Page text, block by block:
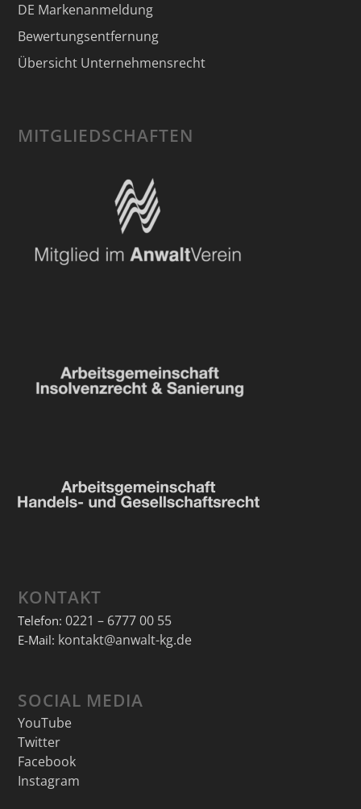
DE Markenanmeldung
Bewertungsentfernung
Übersicht Unternehmensrecht
MITGLIEDSCHAFTEN
KONTAKT
Telefon: 0221 – 6777 00 55
E-Mail: kontakt@anwalt-kg.de
SOCIAL MEDIA
YouTube
Twitter
Facebook
Instagram